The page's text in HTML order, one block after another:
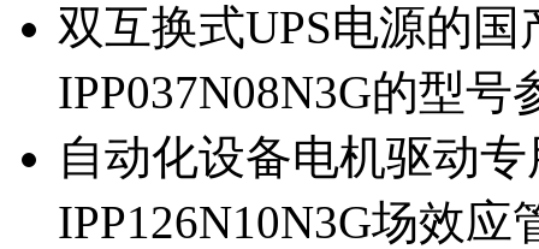
双互换式UPS电源的
IPP037N08N3G的型号
自动化设备电机驱动
IPP126N10N3G场效应